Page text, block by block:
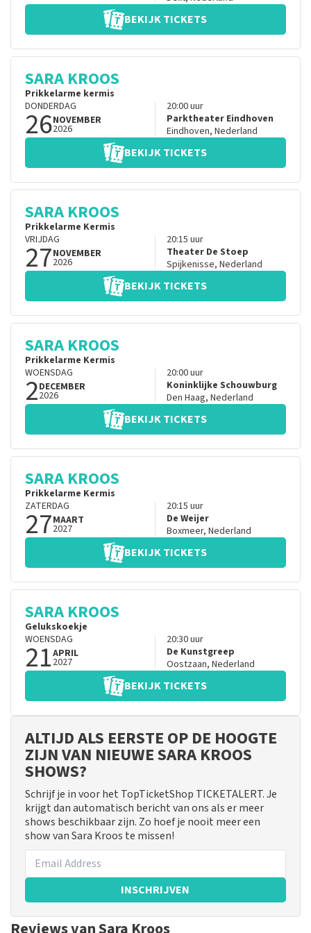
BEKIJK TICKETS
SARA KROOS
Prikkelarme kermis
DONDERDAG
26NOVEMBER
2026
20:00uur
Parktheater Eindhoven
Eindhoven, Nederland
BEKIJK TICKETS
SARA KROOS
Prikkelarme Kermis
VRIJDAG
27NOVEMBER
2026
20:15 uur
Theater De Stoep
Spijkenisse, Nederland
BEKIJK TICKETS
SARA KROOS
Prikkelarme Kermis
WOENSDAG
2DECEMBER
2026
20:00uur
Koninklijke Schouwburg
Den Haag, Nederland
BEKIJK TICKETS
SARA KROOS
Prikkelarme Kermis
ZATERDAG
27MAART
2027
20:15 uur
De Weijer
Boxmeer, Nederland
BEKIJK TICKETS
SARA KROOS
Gelukskoekje
WOENSDAG
21APRIL
2027
20:30uur
De Kunstgreep
Oostzaan, Nederland
BEKIJK TICKETS
ALTIJD ALS EERSTE OP DE HOOGTE
ZIJN VAN NIEUWE SARA KROOS
SHOWS?
Schrijf je in voor het TopTicketShop TICKETALERT. Je
krijgt dan automatisch bericht van ons als er meer
shows beschikbaar zijn. Zo hoef je nooit meer een
show van Sara Kroos te missen!
INSCHRIJVEN